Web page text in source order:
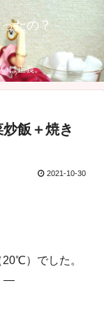
たの？
は正義。
飯＋焼き
2021-10-30
）でした。